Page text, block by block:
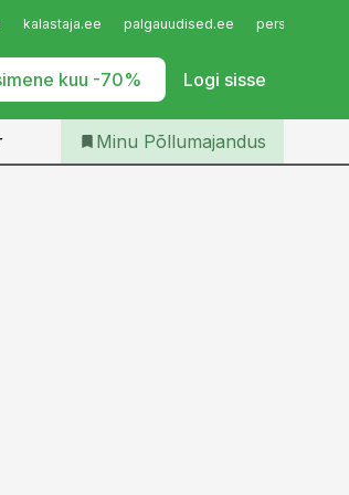
kalastaja.ee palgauudised.ee
kuu -70% Logi sisse
Iseteenindus
Telli Põllumajandus
Minu Põllumajandus